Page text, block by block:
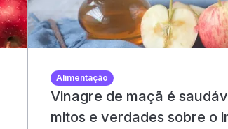
Alimentação
Vinagre de maçã é
mitos e verdades sobre o